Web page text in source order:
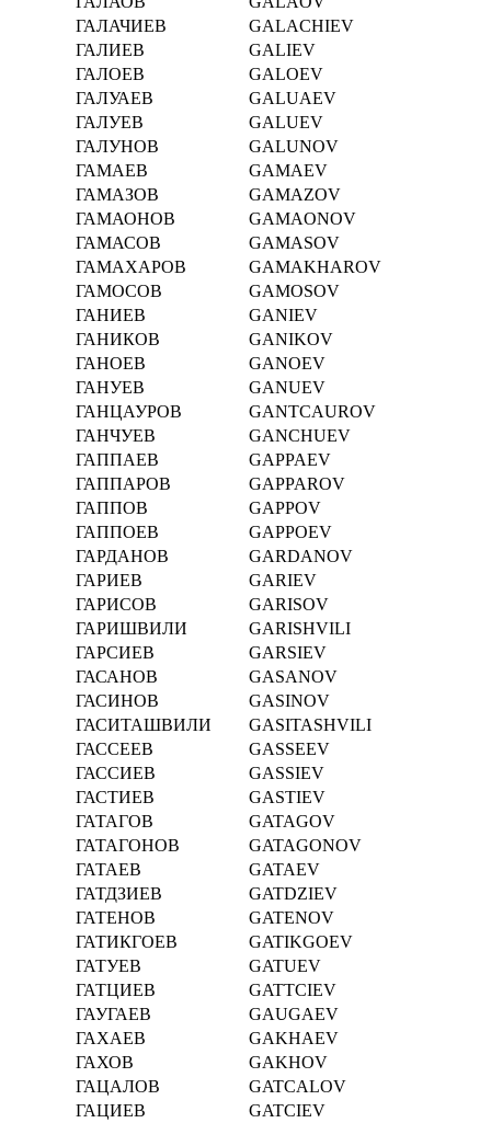
ГАЛАЧИЕВ
GALACHIEV
ГАЛИЕВ
GALIEV
ГАЛОЕВ
GALOEV
ГАЛУАЕВ
GALUAEV
ГАЛУЕВ
GALUEV
ГАЛУНОВ
GALUNOV
ГАМАЕВ
GAMAEV
ГАМАЗОВ
GAMAZOV
ГАМАОНОВ
GAMAONOV
ГАМАСОВ
GAMASOV
ГАМАХАРОВ
GAMAKHAROV
ГАМОСОВ
GAMOSOV
ГАНИЕВ
GANIEV
ГАНИКОВ
GANIKOV
ГАНОЕВ
GANOEV
ГАНУЕВ
GANUEV
ГАНЦАУРОВ
GANTCAUROV
ГАНЧУЕВ
GANCHUEV
ГАППАЕВ
GAPPAEV
ГАППАРОВ
GAPPAROV
ГАППОВ
GAPPOV
ГАППОЕВ
GAPPOEV
ГАРДАНОВ
GARDANOV
ГАРИЕВ
GARIEV
ГАРИСОВ
GARISOV
ГАРИШВИЛИ
GARISHVILI
ГАРСИЕВ
GARSIEV
ГАСАНОВ
GASANOV
ГАСИНОВ
GASINOV
ГАСИТАШВИЛИ
GASITASHVILI
ГАССЕЕВ
GASSEEV
ГАССИЕВ
GASSIEV
ГАСТИЕВ
GASTIEV
ГАТАГОВ
GATAGOV
ГАТАГОНОВ
GATAGONOV
ГАТАЕВ
GATAEV
ГАТДЗИЕВ
GATDZIEV
ГАТЕНОВ
GATENOV
ГАТИКГОЕВ
GATIKGOEV
ГАТУЕВ
GATUEV
ГАТЦИЕВ
GATTCIEV
ГАУГАЕВ
GAUGAEV
ГАХАЕВ
GAKHAEV
ГАХОВ
GAKHOV
ГАЦАЛОВ
GATCALOV
ГАЦИЕВ
GATCIEV